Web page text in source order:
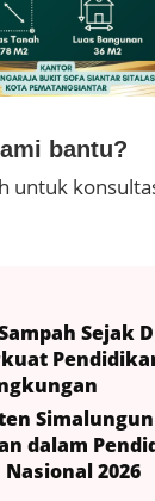
bantu?
untuk
Sejak
dalam
2026